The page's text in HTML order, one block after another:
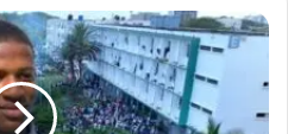
يجب على من يتناول السحور
صلى الله عليه وسلم ممن
بالضبط، أن يتوقف عن
ساعة ونصف من طلوع